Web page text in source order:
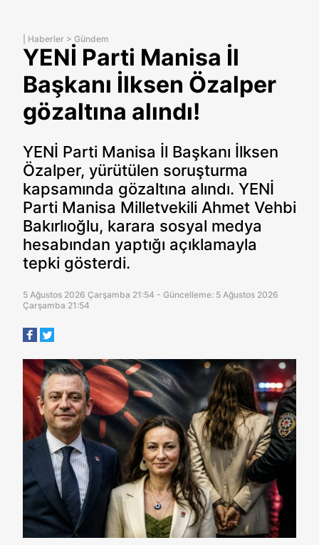
Haberler > Gündem
YENİ Parti Manisa İl
Başkanı İlksen Özalper
gözaltına alındı!
YENİ Parti Manisa İl Başkanı İlksen
Özalper, yürütülen soruşturma
kapsamında gözaltına alındı. YENİ
Parti Manisa Milletvekili Ahmet Vehbi
Bakırlıoğlu, karara sosyal medya
hesabından yaptığı açıklamayla
tepki gösterdi.
5 Ağustos 2026 Çarşamba 21:54 - Güncelleme: 5 Ağustos 2026
Çarşamba 21:54